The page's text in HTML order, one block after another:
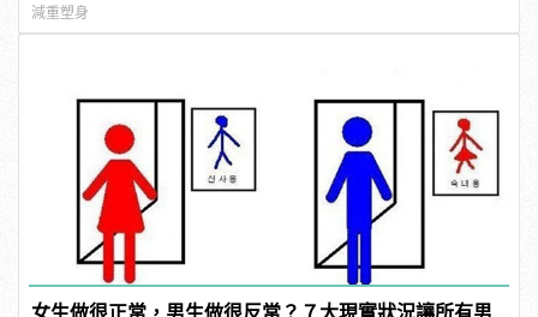
減重塑身
女生做很正常，男生做很反常？７大現實狀況讓所有男